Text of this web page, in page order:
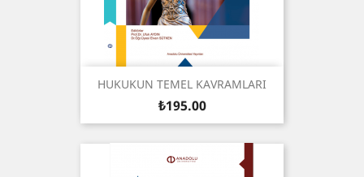
HUKUKUN TEMEL KAVRAMLARI
Price
₺195.00